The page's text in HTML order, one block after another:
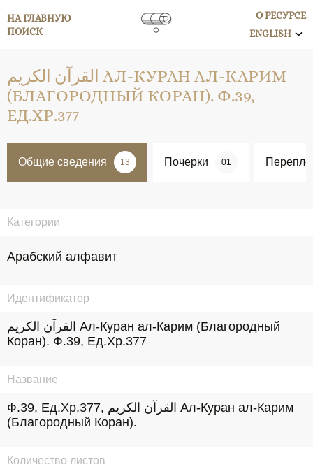
НА ГЛАВНУЮ
ПОИСК
О РЕСУРСЕ
ENGLISH
القرآن الكريم АЛ-КУРАН АЛ-КАРИМ
(БЛАГОРОДНЫЙ КОРАН). Ф.39,
ЕД.ХР.377
Общие сведения 13 Почерки 01
Категории
Арабский алфавит
Идентификатор
القرآن الكريم Ал-Куран ал-Карим (Благородный
Коран). Ф.39, Ед.Хр.377
Название
Ф.39, Ед.Хр.377, القرآن الكريم Ал-Куран ал-Карим
(Благородный Коран).
Количество листов